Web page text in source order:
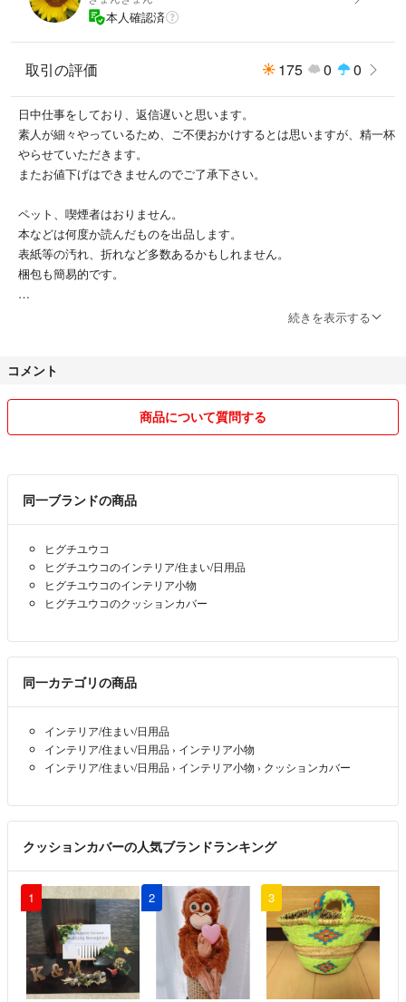
本人確認済
取引の評価 175 0 0
日中仕事をしており、返信遅いと思います。
素人が細々やっているため、ご不便おかけするとは思いますが、精一杯
やらせていただきます。
またお値下げはできませんのでご了承下さい。
ペット、喫煙者はおりません。
本などは何度か読んだものを出品します。
表紙等の汚れ、折れなど多数あるかもしれません。
梱包も簡易的です。
ございます。ご了承ください。
※※※最近、購入申請をしたり、いったん購入しておいて支払いをせずキ
ャンセルされることが続いています。
いただくことがあります。ご了承ください。
⚠️ご購入前にご確認ください⚠️
・購入申請後のお支払いは24時間以内でお願いします。
・評価の悪い方、未入力の方は承認を見送る場合があります。
・気持ちよくお取引したいので、ご理解の上ご購入ください。
購入申請後の無断キャンセルや未払いが増えているため、
以下に該当する方はお断りする場合があります。
・評価が極端に少ない/悪い方
・無言の申請
・取り置き後に連絡の取れない方
購入申請を承認できない場合があります。
続きを表示する
コメント
商品について質問する
同一ブランドの商品
ヒグチユウコ
ヒグチユウコのインテリア/住まい/日用品
ヒグチユウコのインテリア小物
ヒグチユウコのクッションカバー
同一カテゴリの商品
インテリア/住まい/日用品
インテリア/住まい/日用品 › インテリア小物
インテリア/住まい/日用品 › インテリア小物 › クッションカバー
クッションカバーの人気ブランドランキング
1 2 3